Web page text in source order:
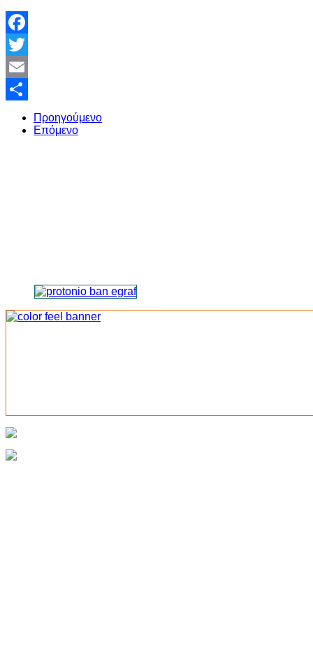
Facebook
Twitter
Email
Share
Προηγούμενο
Επόμενο